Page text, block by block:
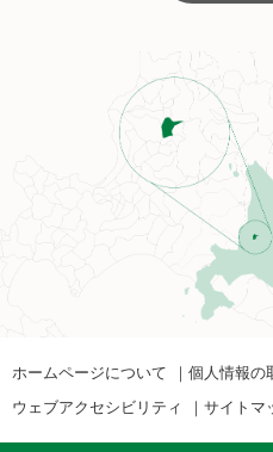
ホームページについて
個人情報の
ウェブアクセシビリティ
サイトマ